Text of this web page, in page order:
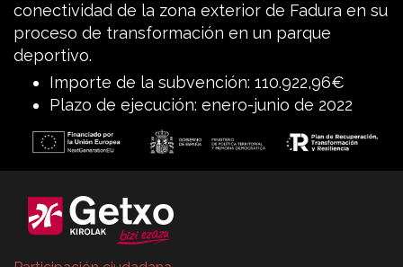
conectividad de la zona exterior de Fadura en su
proceso de transformación en un parque
deportivo.
Importe de la subvención: 110.922,96€
Plazo de ejecución: enero-junio de 2022